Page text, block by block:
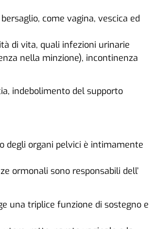
come vagina, vescica ed
di vita, quali infezioni urinarie
nella minzione), incontinenza
indebolimento del supporto
degli organi pelvici è intimamente
ormonali sono responsabili dell’
una triplice funzione di sostegno e